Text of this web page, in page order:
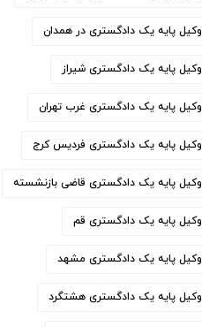
وکیل پایه یک دادگستری در همدان
وکیل پایه یک دادگستری شیراز
وکیل پایه یک دادگستری غرب تهران
وکیل پایه یک دادگستری فردیس کرج
وکیل پایه یک دادگستری قاضی بازنشسته
وکیل پایه یک دادگستری قم
وکیل پایه یک دادگستری مشهد
وکیل پایه یک دادگستری هشتگرد